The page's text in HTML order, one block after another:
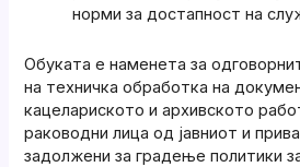
норми за достапност на
Обуката е наменета за
на техничка обработка на
кацелариското и архивското
раководни лица од јавниот и
задолжени за градење политики